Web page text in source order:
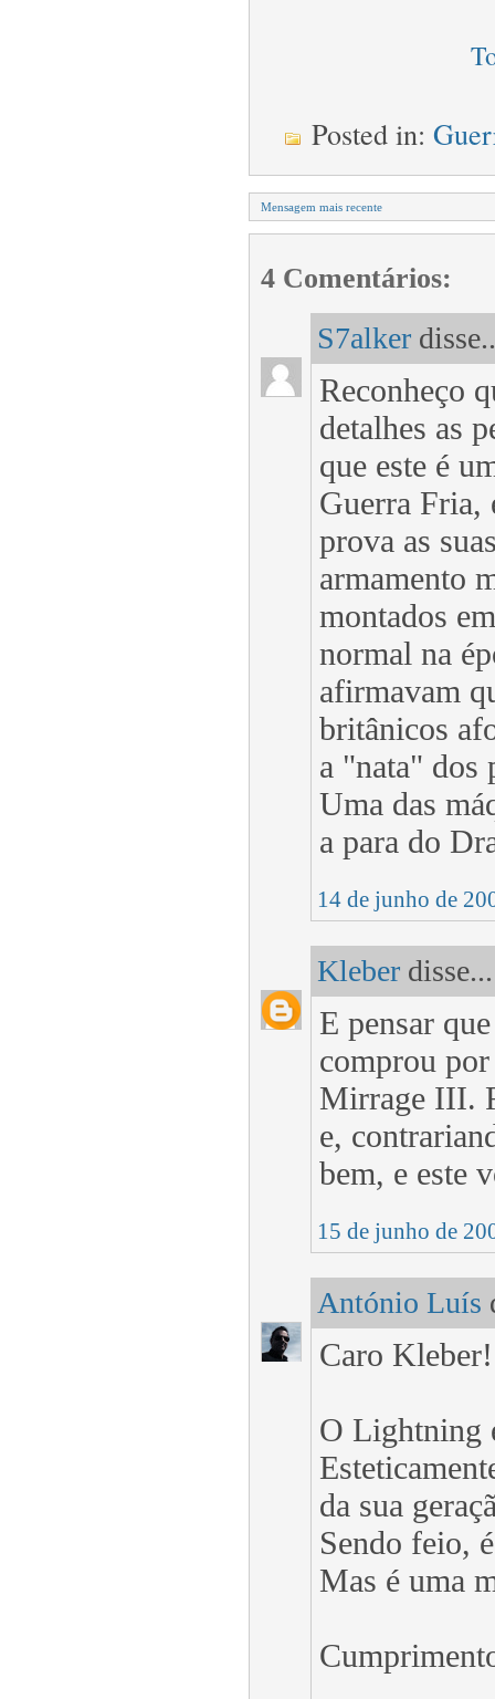
Posted in:
Mensagem mais recente
4 Comentários:
S7alker
Reconheço
detalhes as
que este é
Guerra Fria,
prova as
armamento
montados
normal na
afirmavam
britânicos
a "nata" dos
Uma das
a para do
14 de junho de
Kleber disse...
E pensar
comprou
Mirrage III.
e,
bem, e este
15 de junho de
António Luís
Caro Kleber!
O Lightning
da sua
Sendo feio,
Mas é uma